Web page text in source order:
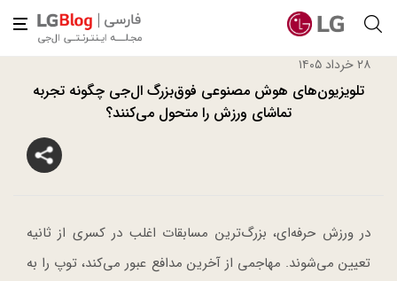
۲۸ خرداد ۱۴۰۵
تلویزیون‌های هوش مصنوعی فوق‌بزرگ ال‌جی چگونه تجربه
تماشای ورزش را متحول می‌کنند؟
در ورزش حرفه‌ای، بزرگ‌ترین مسابقات اغلب در کسری از ثانیه
تعیین می‌شوند. مهاجمی از آخرین مدافع عبور می‌کند، توپ را به